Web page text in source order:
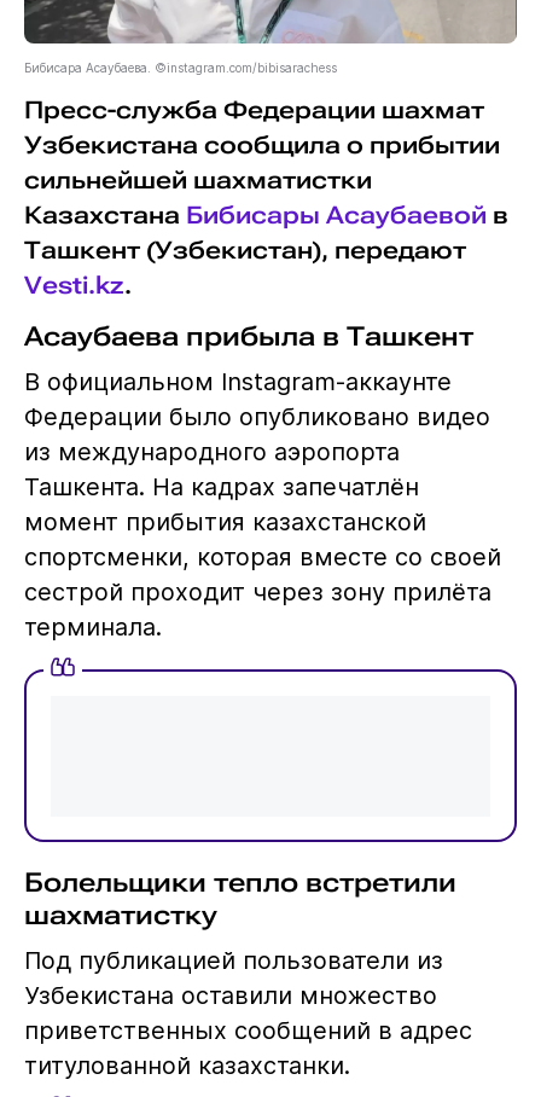
Бибисара Асаубаева. ©instagram.com/bibisarachess
Пресс-служба Федерации шахмат
Узбекистана сообщила о прибытии
сильнейшей шахматистки
Казахстана Бибисары Асаубаевой в
Ташкент (Узбекистан), передают
Vesti.kz.
Асаубаева прибыла в Ташкент
В официальном Instagram-аккаунте
Федерации было опубликовано видео
из международного аэропорта
Ташкента. На кадрах запечатлён
момент прибытия казахстанской
спортсменки, которая вместе со своей
сестрой проходит через зону прилёта
терминала.
Болельщики тепло встретили
шахматистку
Под публикацией пользователи из
Узбекистана оставили множество
приветственных сообщений в адрес
титулованной казахстанки.